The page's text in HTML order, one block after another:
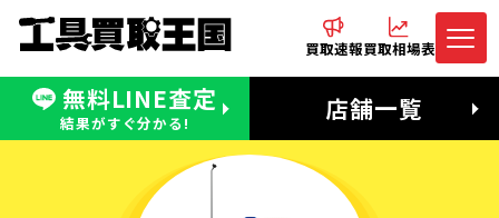
買取速報買取相場表
無料LINE査定
結果がすぐ分かる! 店舗一覧
無料LINE査定
受付：11:00〜19:00 木曜定休日
電話でお問合わせ
営業時間：11:00〜20:00